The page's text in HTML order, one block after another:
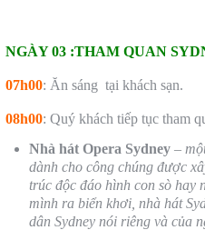
NGÀY 03 :THAM QUAN
07h00: Ăn sáng tại khách sạn.
08h00: Quý khách tiếp tục tham
Nhà hát Opera Sydney –
dành cho công chúng được
trúc độc đáo hình con sò hay
mình ra biển khơi, nhà hát
dân Sydney nói riêng và của